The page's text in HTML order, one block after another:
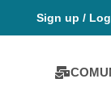
Sign up /